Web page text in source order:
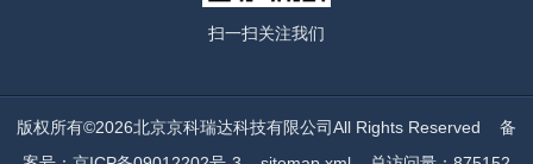
扫一扫关注我们
版权所有©2026北京京科瑞达科技有限公司All Rights Reserved 备